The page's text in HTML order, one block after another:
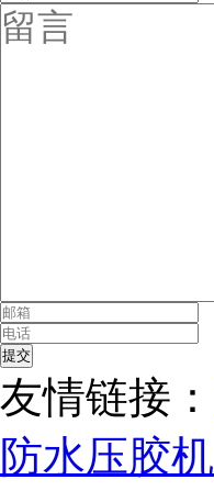
友情链接：
防水压胶机